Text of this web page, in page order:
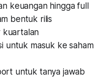
keuangan hingga full
bentuk rilis
kuartalan
untuk masuk ke saham
untuk tanya jawab